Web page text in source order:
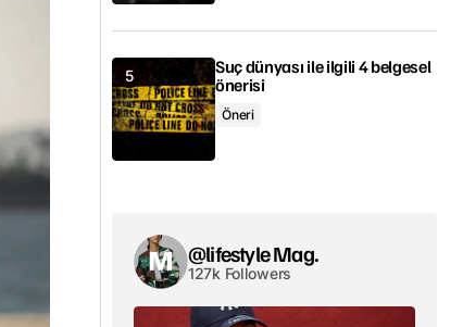
Suç dünyası ile ilgili 4 belgesel
önerisi
Öneri
@lifestyle Mag.
127k Followers